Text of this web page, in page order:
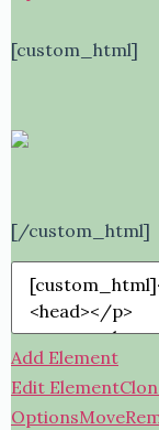
[custom_html]
[/custom_html]
Add Element
Edit Element
OptionsMove